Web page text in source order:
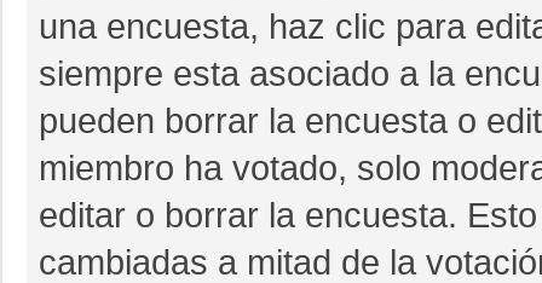
una encuesta, haz clic para
siempre esta asociado a la
pueden borrar la encuesta o
miembro ha votado, solo
editar o borrar la encuesta.
cambiadas a mitad de la